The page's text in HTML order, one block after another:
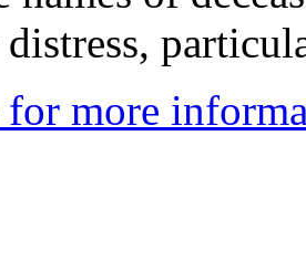
distress,
more